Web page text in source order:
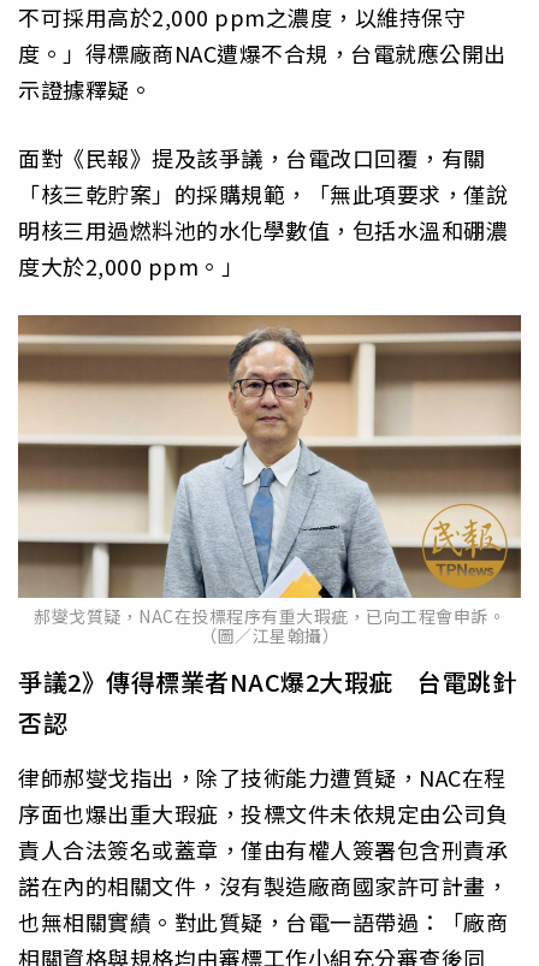
不可採用高於2,000 ppm之濃度，以維持保守
度。」得標廠商NAC遭爆不合規，台電就應公開出
示證據釋疑。
面對《民報》提及該爭議，台電改口回覆，有關
「核三乾貯案」的採購規範，「無此項要求，僅說
明核三用過燃料池的水化學數值，包括水溫和硼濃
度大於2,000 ppm。」
郝燮戈質疑，NAC在投標程序有重大瑕疵，已向工程會申訴。
（圖／江星翰攝）
爭議2》傳得標業者NAC爆2大瑕疵 台電跳針
否認
律師郝燮戈指出，除了技術能力遭質疑，NAC在程
序面也爆出重大瑕疵，投標文件未依規定由公司負
責人合法簽名或蓋章，僅由有權人簽署包含刑責承
諾在內的相關文件，沒有製造廠商國家許可計畫，
也無相關實績。對此質疑，台電一語帶過：「廠商
相關資格與規格均由審標工作小組充分審查後同